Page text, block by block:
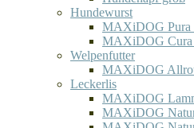
Hundewurst
MAXiDOG Pura
MAXiDOG Cura
Welpenfutter
MAXiDOG
Leckerlis
MAXiDOG
MAXiDOG